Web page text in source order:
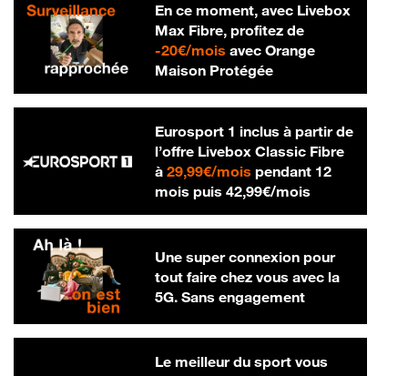
En ce moment, avec Livebox
Max Fibre, profitez de
-20€/mois20 € par mois
avec Orange
Maison Protégée
Eurosport 1 inclus à partir de
l’offre Livebox Classic Fibre
à 29,99€/mois29,99 € par mois
pendant 12
mois puis 42,99€/mois42,99 € par
Une super connexion pour
tout faire chez vous avec la
5G. Sans engagement
Le meilleur du sport vous